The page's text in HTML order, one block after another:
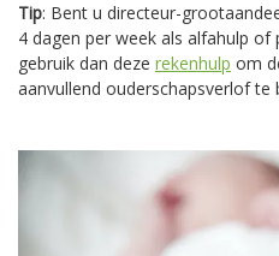
Tip: Bent u directeur-
4 dagen per week als alfahulp
gebruik dan deze rekenhulp om
aanvullend ouderschapsverlof te